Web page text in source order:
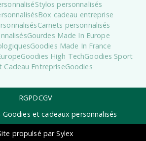
Stylos personnalisés
Box cadeau entreprise
Carnets personnalisés
Gourdes Made In Europe
Goodies Made In France
Goodies High TechGoodies Sport
Cadeau EntrepriseGoodies
RGPDCGV
Goodies et cadeaux personnalisés
propulsé par Sylex